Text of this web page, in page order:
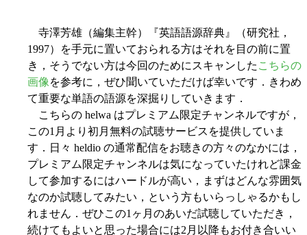
寺澤芳雄（編集主幹）『英語語源辞典』（研究社，
1997）を手元に置いておられる方はそれを目の前に置
き，そうでない方は今回のためにスキャンした こちらの
画像を参考に，ぜひ聞いていただけば幸いです．きわめ
て重要な単語の語源を深掘りしていきます．
こちらの helwa はプレミアム限定チャンネルですが，
この1月より初月無料の試聴サービスを提供していま
す．日々 heldio の通常配信をお聴きの方々のなかには，
プレミアム限定チャンネルは気になっていたけれど課金
して参加するにはハードルが高い，まずはどんな雰囲気
なのか試聴してみたい，という方もいらっしゃるかもし
れません．ぜひこの1ヶ月のあいだ試聴していただき，
続けてもよいと思った場合には2月以降もお付き合いい